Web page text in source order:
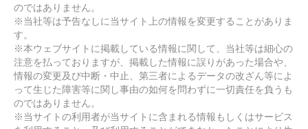
のではありません。
※当社等は予告なしに当サイト上の情報を変更することがありま
す。
※本ウェブサイトに掲載している情報に関して、当社等は細心の
注意を払っておりますが、掲載した情報に誤りがあった場合や、
情報の変更及び中断・中止、第三者によるデータの改ざん等によ
って生じた障害等に関し事由の如何を問わずに一切責任を負うも
のではありません。
※当サイトの利用者が当サイトに含まれる情報もしくはサービス